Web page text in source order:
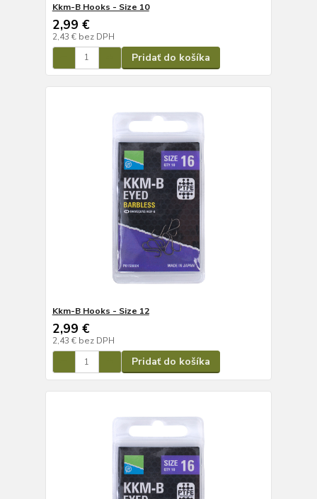
Kkm-B Hooks - Size 10
2,99 €
2,43 € bez DPH
Pridať do košíka
Kkm-B Hooks - Size 12
2,99 €
2,43 € bez DPH
Pridať do košíka